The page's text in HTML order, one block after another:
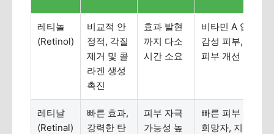
레티놀
(Retinol)
비교적 안
정적, 각질
제거 및 콜
라겐 생성
촉진
효과 발현
까지 다소
시간 소요
비타민 A 입문자,
감성 피부, 꾸준한
피부 개선 희망자
레티날
(Retinal)
빠른 효과,
강력한 탄
피부 자극
가능성 높
빠른 피부 개선
희망자, 지성 피